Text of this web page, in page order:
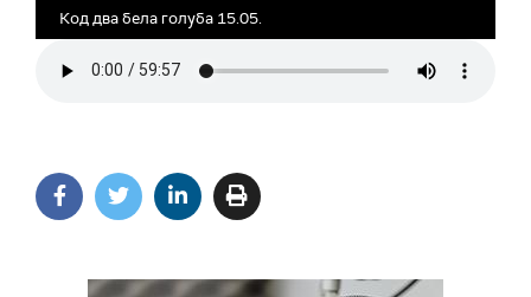
Код два бела голуба 15.05.